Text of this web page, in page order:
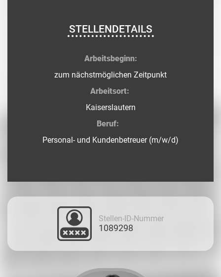
STELLENDETAILS
Arbeitsbeginn:
zum nächstmöglichen Zeitpunkt
Arbeitsort:
Kaiserslautern
Beruf:
Personal- und Kundenbetreuer (m/w/d)
Stellen-ID-Nummer
1089298